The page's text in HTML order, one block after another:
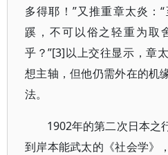
多得耶！”又推重章太炎：
蹊，不可以俗之轻重为取
乎？”[3]以上交往显示，章
想主轴，但他仍需外在的机
法。
1902年的第二次日本之
到岸本能武太的《社会学》